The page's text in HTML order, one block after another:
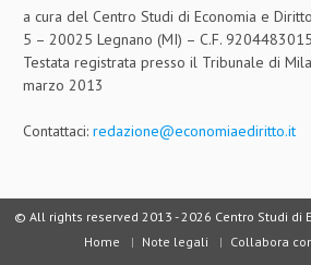
TELEGRAM
DOCUMENTI
MANUALI E MONOGRAFIE
INVITI E PROMOZIONI
a cura del Centro Studi di Economia e
5 – 20025 Legnano (MI) – C.F.
Testata registrata presso il Tribunale di
marzo 2013
Contattaci: redazione@economiaediritto.it
© All rights reserved 2013 -2026 Centro Studi di
Home
Note legali Collabora